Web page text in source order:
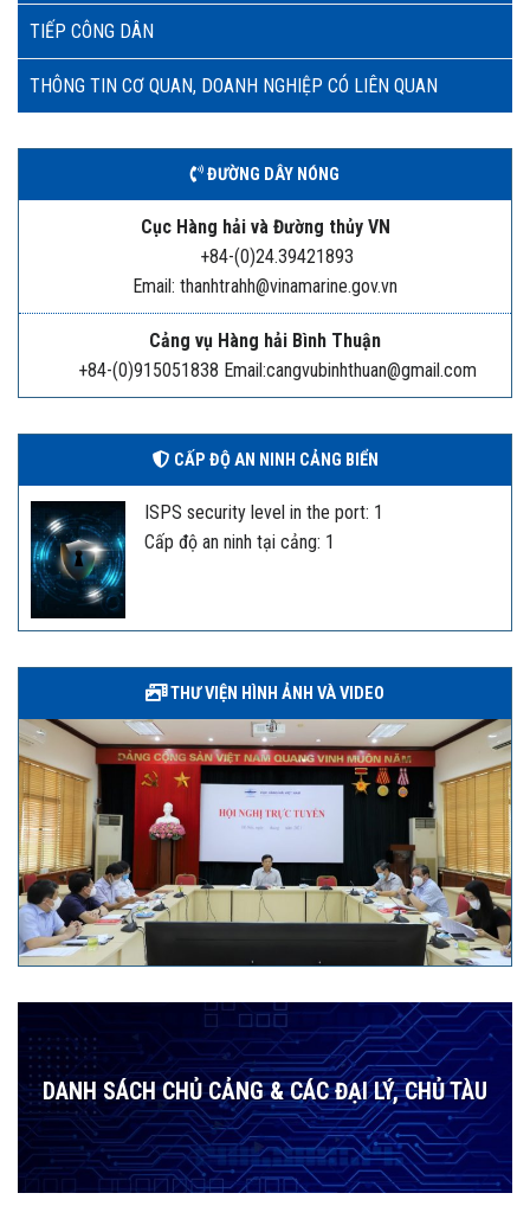
TIẾP CÔNG DÂN
THÔNG TIN CƠ QUAN, DOANH NGHIỆP CÓ LIÊN QUAN
ĐƯỜNG DÂY NÓNG
Cục Hàng hải và Đường thủy VN
+84-(0)24.39421893
Email: thanhtrahh@vinamarine.gov.vn
Cảng vụ Hàng hải Bình Thuận
+84-(0)915051838 Email:cangvubinhthuan@gmail.com
CẤP ĐỘ AN NINH CẢNG BIỂN
ISPS security level in the port: 1
Cấp độ an ninh tại cảng: 1
THƯ VIỆN HÌNH ẢNH VÀ VIDEO
DANH SÁCH CHỦ CẢNG & CÁC ĐẠI LÝ, CHỦ TÀU